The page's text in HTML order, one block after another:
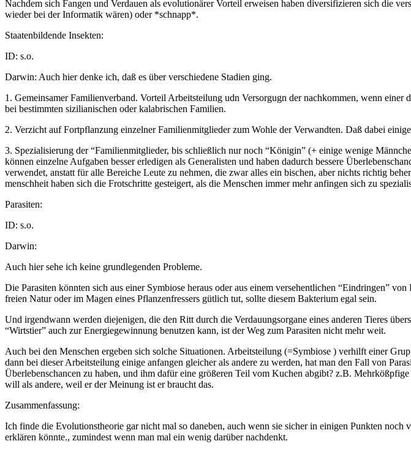
Nachdem sich Fangen und Verdauen als evolutionärer Vorteil erweisen haben diversifizieren sich die
wieder bei der Informatik wären) oder *schnapp*.
Staatenbildende Insekten:
ID: s.o.
Darwin: Auch hier denke ich, daß es über verschiedene Stadien ging.
1. Gemeinsamer Familienverband. Vorteil Arbeitsteilung udn Versorgugn der nachkommen, wenn
bei bestimmten sizilianischen oder kalabrischen Familien.
2. Verzicht auf Fortpflanzung einzelner Familienmitglieder zum Wohle der Verwandten. Daß dabei
3. Spezialisierung der “Familienmitglieder, bis schließlich nur noch “Königin” (+ einige wenige
können einzelne Aufgaben besser erledigen als Generalisten und haben dadurch bessere
verwendet, anstatt für alle Bereiche Leute zu nehmen, die zwar alles ein bischen, aber nichts richtig
menschheit haben sich die Frotschritte gesteigert, als die Menschen immer mehr anfingen sich zu
Parasiten:
ID: s.o.
Darwin:
Auch hier sehe ich keine grundlegenden Probleme.
Die Parasiten könnten sich aus einer Symbiose heraus oder aus einem versehentlichen “Eindringen”
freien Natur oder im Magen eines Pflanzenfressers gütlich tut, sollte diesem Bakterium egal sein.
Und irgendwann werden diejenigen, die den Ritt durch die Verdauungsorgane eines anderen Tieres
“Wirtstier” auch zur Energiegewinnung benutzen kann, ist der Weg zum Parasiten nicht mehr weit.
Auch bei den Menschen ergeben sich solche Situationen. Arbeitsteilung (=Symbiose ) verhilft einer
dann bei dieser Arbeitsteilung einige anfangen gleicher als andere zu werden, hat man den Fall von
Überlebenschancen zu haben, und ihm dafür eine größeren Teil vom Kuchen abgibt? z.B.
will als andere, weil er der Meinung ist er braucht das.
Zusammenfassung:
Ich finde die Evolutionstheorie gar nicht mal so daneben, auch wenn sie sicher in einigen Punkten
erklären könnte., zumindest wenn man mal ein wenig darüber nachdenkt.